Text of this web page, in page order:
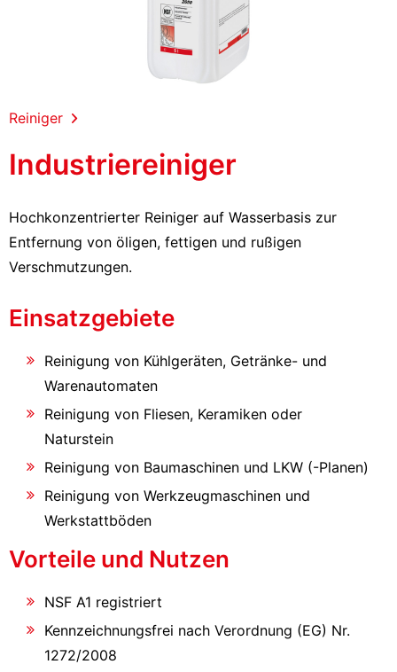
Reiniger
Industriereiniger
Hochkonzentrierter Reiniger auf Wasserbasis zur
Entfernung von öligen, fettigen und rußigen
Verschmutzungen.
Einsatzgebiete
Reinigung von Kühlgeräten, Getränke- und
Warenautomaten
Reinigung von Fliesen, Keramiken oder
Naturstein
Reinigung von Baumaschinen und LKW (-Planen)
Reinigung von Werkzeugmaschinen und
Werkstattböden
Vorteile und Nutzen
NSF A1 registriert
Kennzeichnungsfrei nach Verordnung (EG) Nr.
1272/2008